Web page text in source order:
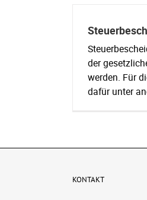
der
werden. Für
dafür unter
KONTAKT